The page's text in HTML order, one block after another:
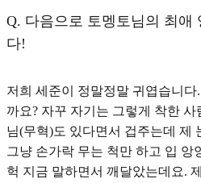
Q. 다음으로 토멩토님의 최애
다!
저희 세준이 정말정말 귀엽습니
까요? 자꾸 자기는 그렇게 착한
님(무혁)도 있다면서 겁주는데 제
그냥 손가락 무는 척만 하고 입
헉 지금 말하면서 깨달았는데요.